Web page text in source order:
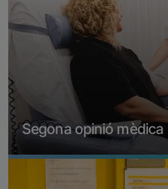
Segona opinió mèdica